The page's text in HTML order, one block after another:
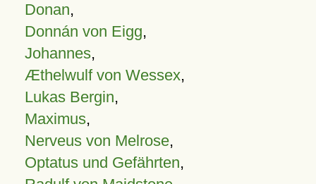
Donan,
Donnán von Eigg,
Johannes,
Æthelwulf von Wessex,
Lukas Bergin,
Maximus,
Nerveus von Melrose,
Optatus und Gefährten,